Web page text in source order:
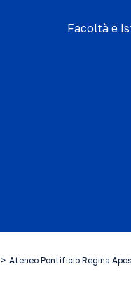
Facoltà e
Ateneo Pontificio Regina